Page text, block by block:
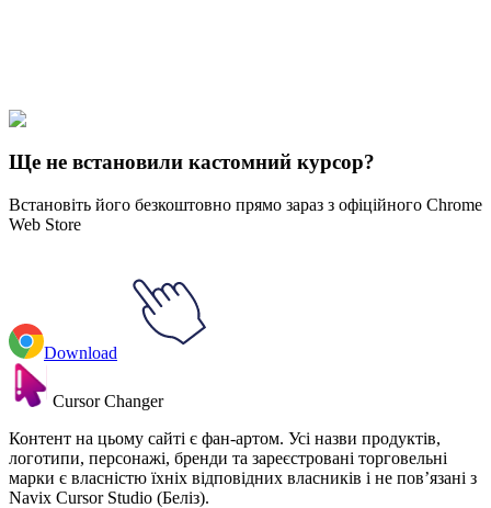
Мій герой Академія
Tamaki Amajiki Animated
Ще не встановили кастомний курсор?
Встановіть його безкоштовно прямо зараз з офіційного Chrome
Web Store
Download
Cursor Changer
Контент на цьому сайті є фан-артом. Усі назви продуктів,
логотипи, персонажі, бренди та зареєстровані торговельні
марки є власністю їхніх відповідних власників і не пов’язані з
Navix Cursor Studio (Беліз).